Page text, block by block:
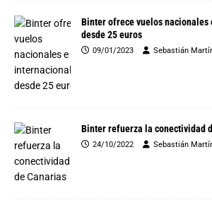
Binter ofrece vuelos
desde 25 euros
09/01/2023 Sebastián
Binter refuerza la conectividad
24/10/2022 Sebastián